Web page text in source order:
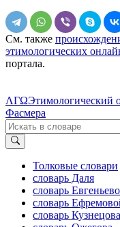
См. также
этимологических
портала.
ΛΓΩЭтимологический
Фасмера
Толковые словари
словарь Даля
словарь
словарь
словарь Кузнецова